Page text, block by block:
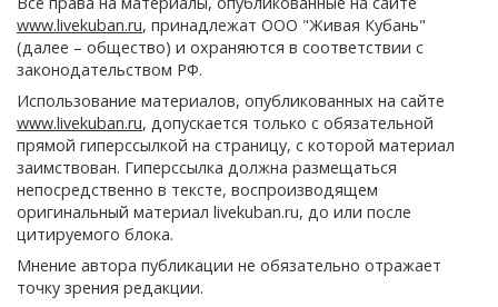
www.livekuban.ru, принадлежат ООО "Живая Кубань"
(далее – общество) и охраняются в соответствии с
законодательством РФ.
Использование материалов, опубликованных на сайте
www.livekuban.ru, допускается только с обязательной
прямой гиперссылкой на страницу, с которой материал
заимствован. Гиперссылка должна размещаться
непосредственно в тексте, воспроизводящем
оригинальный материал livekuban.ru, до или после
цитируемого блока.
Мнение автора публикации не обязательно отражает
точку зрения редакции.